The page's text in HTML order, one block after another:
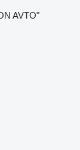
AVTO"